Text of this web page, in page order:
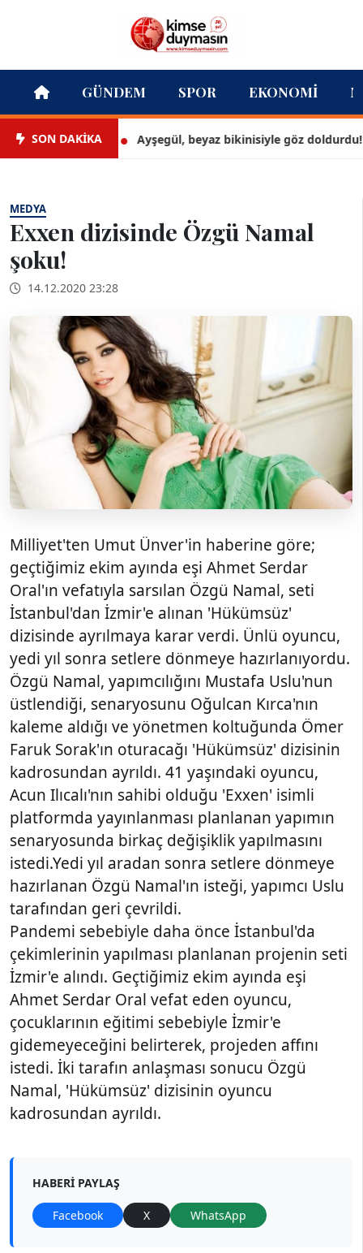
GÜNDEM SPOR EKONOMI
SON DAKİKA Ayşegül, beyaz bikinisiyle göz doldurdu!
MEDYA
Exxen dizisinde Özgü Namal
şoku!
14.12.2020 23:28
Milliyet'ten Umut Ünver'in haberine göre;
geçtiğimiz ekim ayında eşi Ahmet Serdar
Oral'ın vefatıyla sarsılan Özgü Namal, seti
İstanbul'dan İzmir'e alınan 'Hükümsüz'
dizisinde ayrılmaya karar verdi. Ünlü oyuncu,
yedi yıl sonra setlere dönmeye hazırlanıyordu.
Özgü Namal, yapımcılığını Mustafa Uslu'nun
üstlendiği, senaryosunu Oğulcan Kırca'nın
kaleme aldığı ve yönetmen koltuğunda Ömer
Faruk Sorak'ın oturacağı 'Hükümsüz' dizisinin
kadrosundan ayrıldı. 41 yaşındaki oyuncu,
Acun Ilıcalı'nın sahibi olduğu 'Exxen' isimli
platformda yayınlanması planlanan yapımın
senaryosunda birkaç değişiklik yapılmasını
istedi.Yedi yıl aradan sonra setlere dönmeye
hazırlanan Özgü Namal'ın isteği, yapımcı Uslu
tarafından geri çevrildi.
Pandemi sebebiyle daha önce İstanbul'da
çekimlerinin yapılması planlanan projenin seti
İzmir'e alındı. Geçtiğimiz ekim ayında eşi
Ahmet Serdar Oral vefat eden oyuncu,
çocuklarının eğitimi sebebiyle İzmir'e
gidemeyeceğini belirterek, projeden affını
istedi. İki tarafın anlaşması sonucu Özgü
Namal, 'Hükümsüz' dizisinin oyuncu
kadrosundan ayrıldı.
HABERI PAYLAŞ
Facebook X WhatsApp